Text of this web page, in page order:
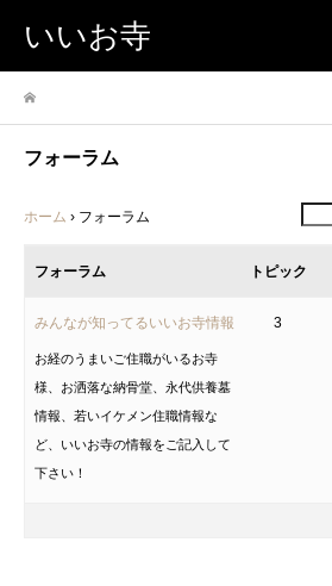
いいお寺
フォーラム
ホーム › フォーラム
フォーラム トピック
みんなが知ってるいいお寺情報
お経のうまいご住職がいるお寺
様、お洒落な納骨堂、永代供養墓
情報、若いイケメン住職情報な
ど、いいお寺の情報をご記入して
下さい！
3